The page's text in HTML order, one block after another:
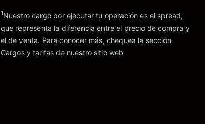
Cargos y tarifas
1Nuestro cargo por ejecutar tu operación es el spread,
que representa la diferencia entre el precio de compra y
el de venta. Para conocer más, chequea la sección
Cargos y tarifas de nuestro sitio web